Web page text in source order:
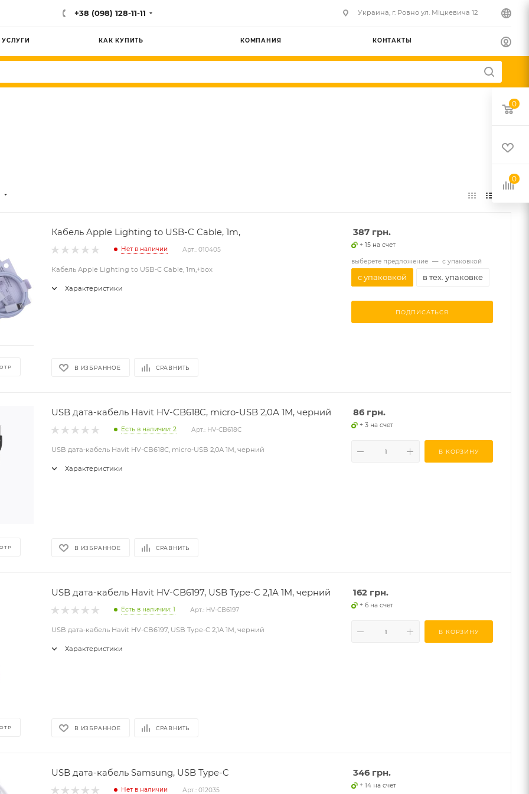
+38 (098) 128-11-11 Украина, г. Ровно ул. Міцкевича 12
УСЛУГИ КАК КУПИТЬ КОМПАНИЯ КОНТАКТЫ
Кабель Apple Lighting to USB-C Cable, 1m,
Нет в наличии Арт.: 010405
Кабель Apple Lighting to USB-C Cable, 1m,+box
Характеристики
В ИЗБРАННОЕ СРАВНИТЬ
387 грн.
+ 15 на счет
выберете предложение — с упаковкой
с упаковкой в тех. упаковке
ПОДПИСАТЬСЯ
USB дата-кабель Havit HV-CB618C, micro-USB 2,0А 1М, черний
Есть в наличии: 2 Арт.: HV-CB618C
USB дата-кабель Havit HV-CB618C, micro-USB 2,0А 1М, черний
Характеристики
В ИЗБРАННОЕ СРАВНИТЬ
86 грн.
+ 3 на счет
В КОРЗИНУ
USB дата-кабель Havit HV-CB6197, USB Type-C 2,1А 1М, черний
Есть в наличии: 1 Арт.: HV-CB6197
USB дата-кабель Havit HV-CB6197, USB Type-C 2,1А 1М, черний
Характеристики
В ИЗБРАННОЕ СРАВНИТЬ
162 грн.
+ 6 на счет
В КОРЗИНУ
USB дата-кабель Samsung, USB Type-C
Нет в наличии Арт.: 012035
346 грн.
+ 14 на счет
0
0